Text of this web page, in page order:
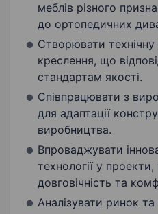
меблів різного
до ортопедичних
Створювати
креслення, що
стандартам якості.
Співпрацювати з
для адаптації
виробництва.
Впроваджувати
технології у
довговічність та
Аналізувати ринок та